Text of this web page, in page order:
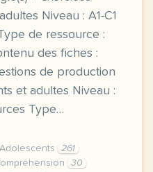
Niveau : A1-C1
de ressource :
des fiches :
de production
et adultes Niveau :
Type…
Adolescents
261
30